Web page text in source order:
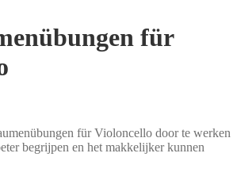
für
für Violoncello door te werken
begrijpen en het makkelijker kunnen